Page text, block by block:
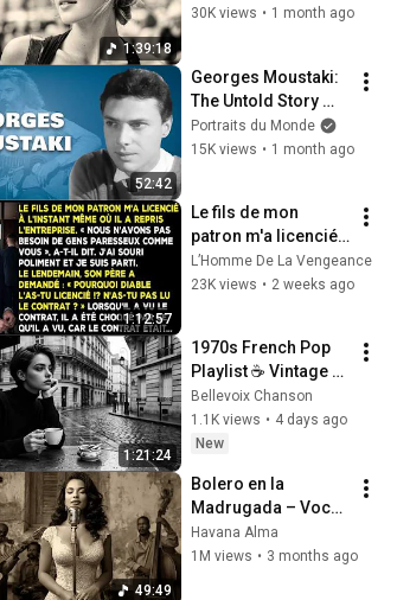
1:39:18
Melodies | Slow
30K views • 1 month ago
52:42
Georges Moustaki:
The Untold Story
Between Piaf and
May ’68 |
Portraits du Monde
15K views • 1 month ago
1:12:57
Le fils de mon
patron m'a licencié
— il ignorait qu'il
allait tout perdre.
L’Homme De La Vengeance
23K views • 2 weeks ago
1:21:24
1970s French Pop
Playlist ☕ Vintage
Paris Ambience for
Relaxing Mornings
Bellevoix Chanson
1.1K views • 4 days ago
New
49:49
Bolero en la
Madrugada – Voces
del Alma en La
Habana
Havana Alma
1M views • 3 months ago